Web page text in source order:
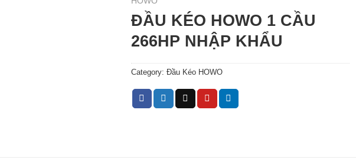
ĐẦU KÉO HOWO 1 CẦU
266HP NHẬP KHẨU
Category: Đầu Kéo HOWO